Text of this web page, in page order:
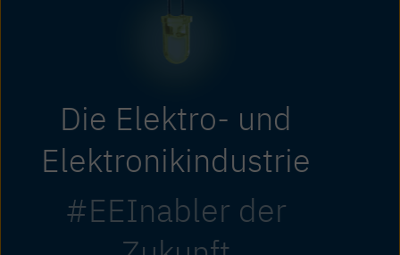
Die Elektro- und
Elektronikindustrie
#EEInabler der